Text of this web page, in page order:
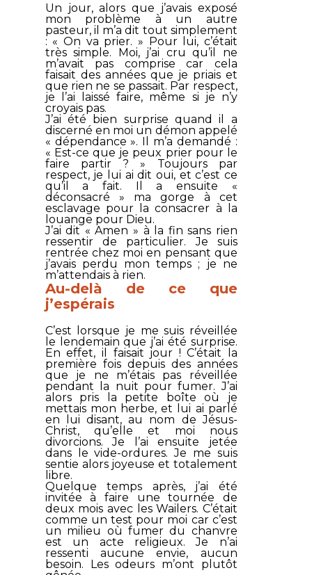
Un jour, alors que j’avais exposé
mon problème à un autre
pasteur, il m’a dit tout simplement
: « On va prier. » Pour lui, c’était
très simple. Moi, j’ai cru qu’il ne
m’avait pas comprise car cela
faisait des années que je priais et
que rien ne se passait. Par respect,
je l’ai laissé faire, même si je n’y
croyais pas.
J’ai été bien surprise quand il a
discerné en moi un démon appelé
« dépendance ». Il m’a demandé :
« Est-ce que je peux prier pour le
faire partir ? » Toujours par
respect, je lui ai dit oui, et c’est ce
qu’il a fait. Il a ensuite «
déconsacré » ma gorge à cet
esclavage pour la consacrer à la
louange pour Dieu.
J’ai dit « Amen » à la fin sans rien
ressentir de particulier. Je suis
rentrée chez moi en pensant que
j’avais perdu mon temps ; je ne
m’attendais à rien.
Au-delà de ce que
j’espérais
C’est lorsque je me suis réveillée
le lendemain que j’ai été surprise.
En effet, il faisait jour ! C’était la
première fois depuis des années
que je ne m’étais pas réveillée
pendant la nuit pour fumer. J’ai
alors pris la petite boîte où je
mettais mon herbe, et lui ai parlé
en lui disant, au nom de Jésus-
Christ, qu’elle et moi nous
divorcions. Je l’ai ensuite jetée
dans le vide-ordures. Je me suis
sentie alors joyeuse et totalement
libre.
Quelque temps après, j’ai été
invitée à faire une tournée de
deux mois avec les Wailers. C’était
comme un test pour moi car c’est
un milieu où fumer du chanvre
est un acte religieux. Je n’ai
ressenti aucune envie, aucun
besoin. Les odeurs m’ont plutôt